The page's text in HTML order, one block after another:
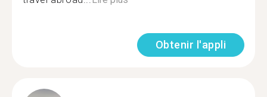
Obtenir l'appli